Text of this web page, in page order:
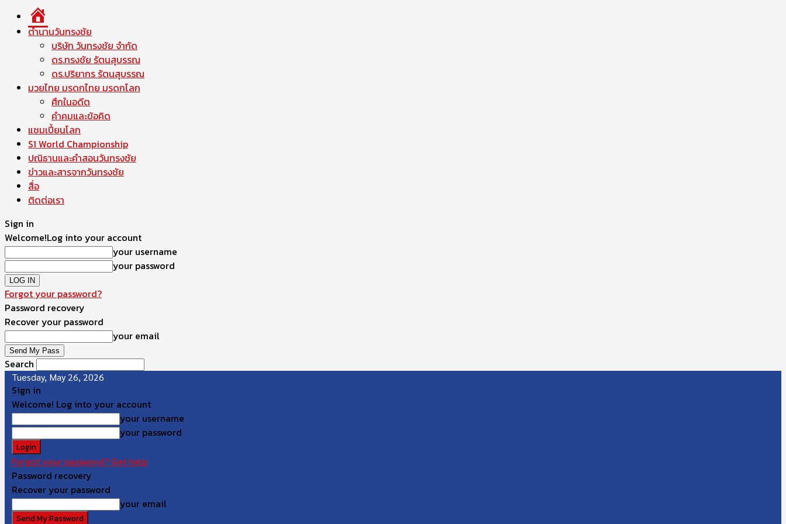
แรก
ตำนานวันทรงชัย
บริษัท วันทรงชัย จำกัด
ดร.ทรงชัย รัตนสุบรรณ
ดร.ปริยากร รัตนสุบรรณ
มวยไทย มรดกไทย มรดกโลก
ศึกในอดีต
คำคมและข้อคิด
แชมเปี้ยนโลก
S1 World Championship
ปณิธานและคำสอนวันทรงชัย
ข่าวและสารจากวันทรงชัย
สื่อ
ติดต่อเรา
Sign in
Welcome!Log into your account
your username
your password
Forgot your password?
Password recovery
Recover your password
your email
Search
Tuesday, May 26, 2026
Sign in
Welcome! Log into your account
your username
your password
Forgot your password? Get help
Password recovery
Recover your password
your email